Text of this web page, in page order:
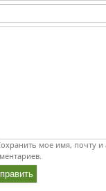
мое имя, почту и